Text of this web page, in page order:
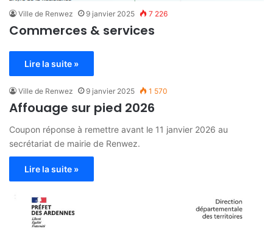
Ville de Renwez 9 janvier 2025 7 226
Commerces & services
Lire la suite »
Ville de Renwez 9 janvier 2025 1 570
Affouage sur pied 2026
Coupon réponse à remettre avant le 11 janvier 2026 au
secrétariat de mairie de Renwez.
Lire la suite »